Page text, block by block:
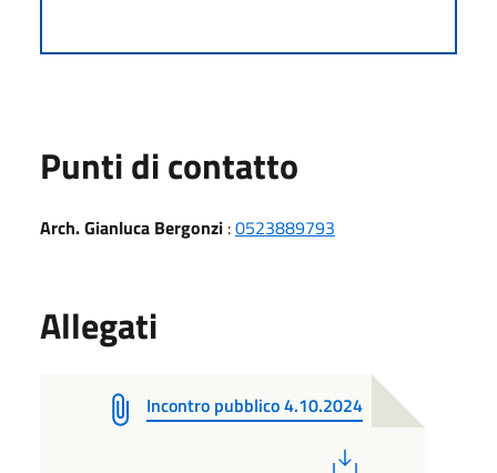
Punti di contatto
Arch. Gianluca Bergonzi :0523889793
Allegati
Incontro pubblico 4.10.2024